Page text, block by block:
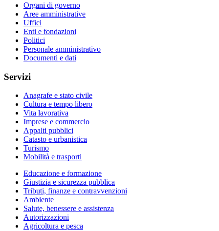
Organi di governo
Aree amministrative
Uffici
Enti e fondazioni
Politici
Personale amministrativo
Documenti e dati
Servizi
Anagrafe e stato civile
Cultura e tempo libero
Vita lavorativa
Imprese e commercio
Appalti pubblici
Catasto e urbanistica
Turismo
Mobilità e trasporti
Educazione e formazione
Giustizia e sicurezza pubblica
Tributi, finanze e contravvenzioni
Ambiente
Salute, benessere e assistenza
Autorizzazioni
Agricoltura e pesca